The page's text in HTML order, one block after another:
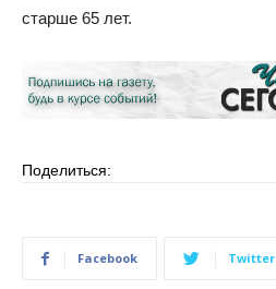
старше 65 лет.
Поделиться:
Facebook Twitter